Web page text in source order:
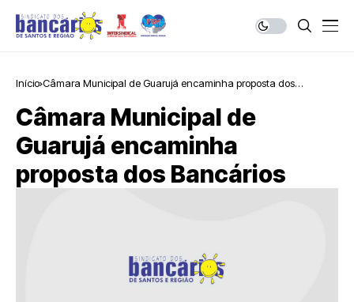
Início Câmara Municipal de Guarujá encaminha proposta dos
Câmara Municipal de
Guarujá encaminha
proposta dos Bancários